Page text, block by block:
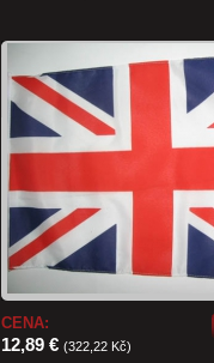
CENA:
12,89 €(322,22 Kč)